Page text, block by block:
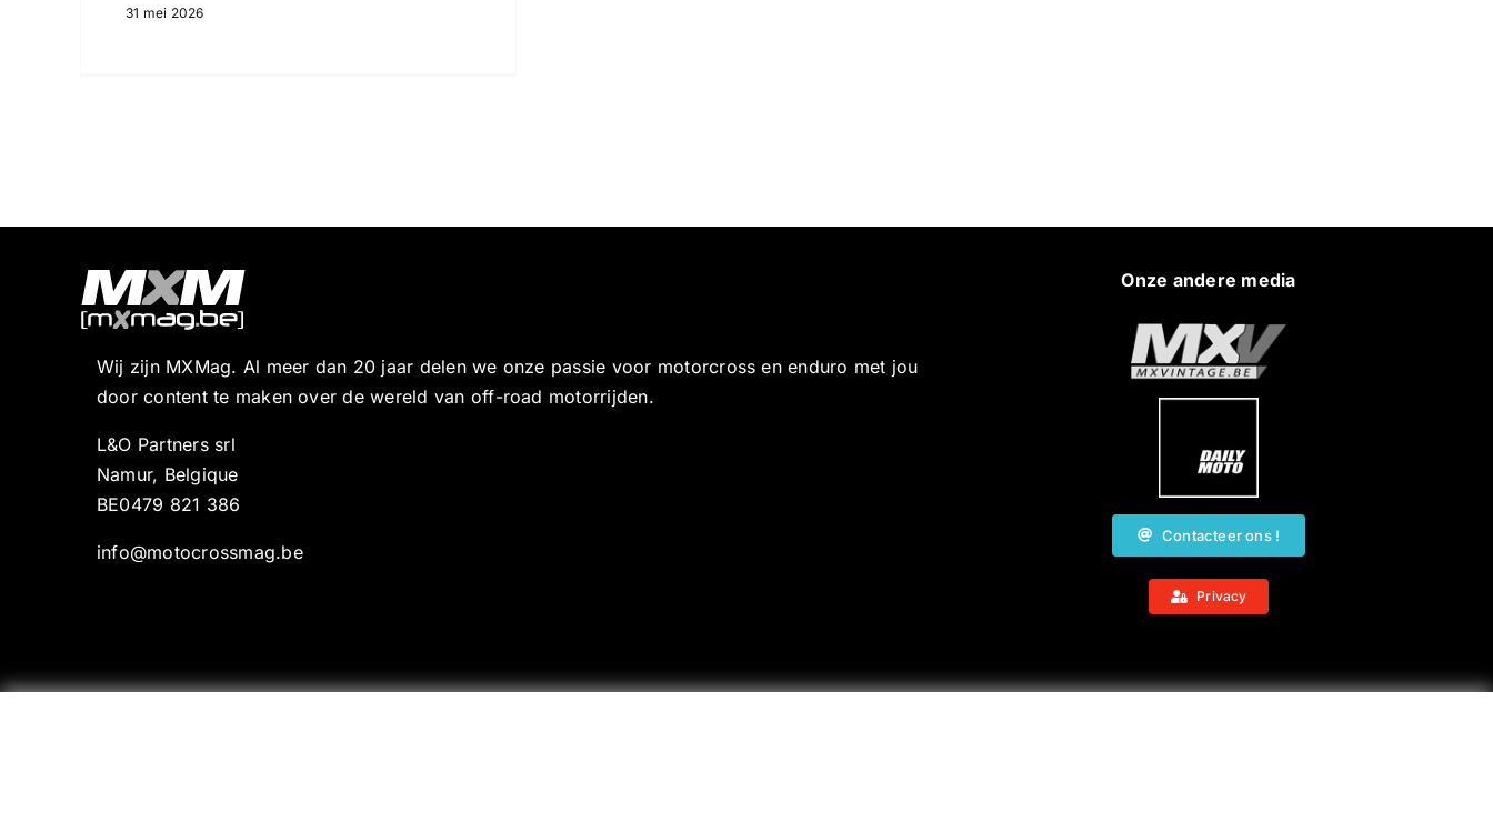
31 mei 2026
Wij zijn MXMag. Al meer dan 20 jaar delen we onze passie voor motorcross en enduro met jou
door content te maken over de wereld van off-road motorrijden.
L&O Partners srl
Namur, Belgique
BE0479 821 386
info@motocrossmag.be
Onze andere media
Contacteer ons !
Privacy